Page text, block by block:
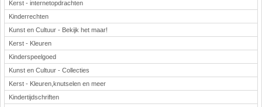
Kerst - internetopdrachten
Kinderrechten
Kunst en Cultuur - Bekijk het maar!
Kerst - Kleuren
Kinderspeelgoed
Kunst en Cultuur - Collecties
Kerst - Kleuren,knutselen en meer
Kindertijdschriften